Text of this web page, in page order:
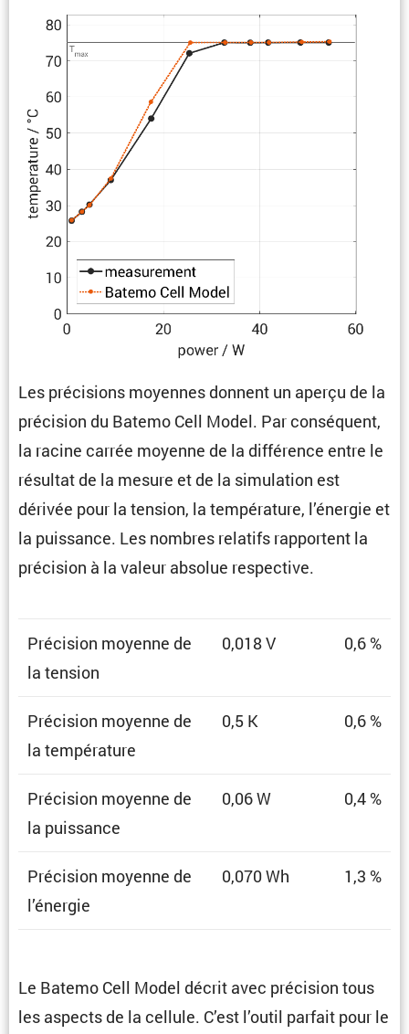
Les préci­sions moyennes donnent un aperçu de la
préci­sion du Batemo Cell Model. Par consé­quent,
la racine carrée moyenne de la diffé­rence entre le
résultat de la mesure et de la simula­tion est
dérivée pour la tension, la tempé­ra­ture, l’énergie et
la puissance. Les nombres relatifs rapportent la
préci­sion à la valeur absolue respective.
Préci­sion moyenne de
la tension
0,018 V 0,6 %
Préci­sion moyenne de
la température
0,5 K 0,6 %
Préci­sion moyenne de
la puissance
0,06 W 0,4 %
Préci­sion moyenne de
l’énergie
0,070 Wh 1,3 %
Le Batemo Cell Model décrit avec préci­sion tous
les aspects de la cellule. C’est l’outil parfait pour le